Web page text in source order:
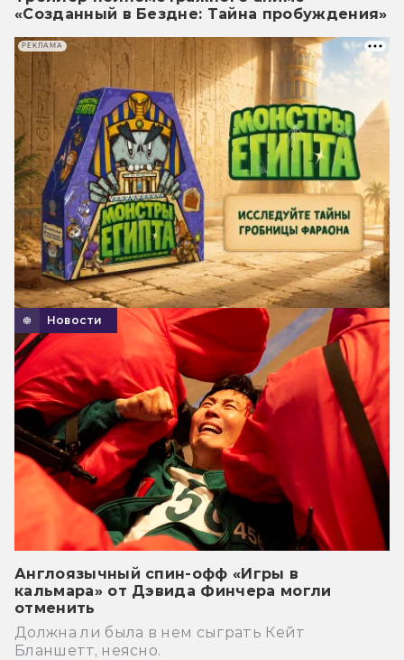
«Созданный в Бездне: Тайна пробуждения»
Новости
Англоязычный спин-офф «Игры в
кальмара» от Дэвида Финчера могли
отменить
Должна ли была в нем сыграть Кейт
Бланшетт, неясно.
РЕКЛАМА